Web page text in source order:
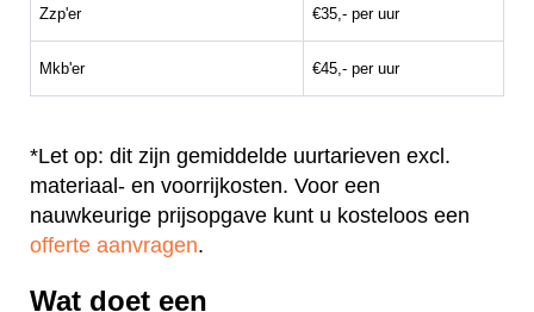
Zzp'er €35,- per uur
Mkb'er €45,- per uur
*Let op: dit zijn gemiddelde uurtarieven excl.
materiaal- en voorrijkosten. Voor een
nauwkeurige prijsopgave kunt u kosteloos een
offerte aanvragen.
Wat doet een